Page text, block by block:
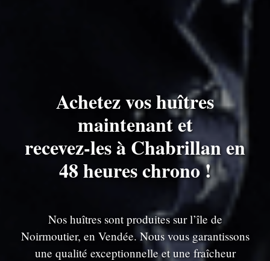
Achetez vos huîtres
maintenant et
recevez-les à Chabrillan en
48 heures chrono !
Nos huîtres sont produites sur l’île de
Noirmoutier, en Vendée. Nous vous garantissons
une qualité exceptionnelle et une fraîcheur